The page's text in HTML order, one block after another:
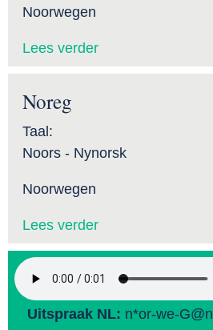
Noorwegen
Lees verder
Noreg
Taal:
Noors - Nynorsk
Noorwegen
Lees verder
Uitspraak NL: n*or-we-G@n